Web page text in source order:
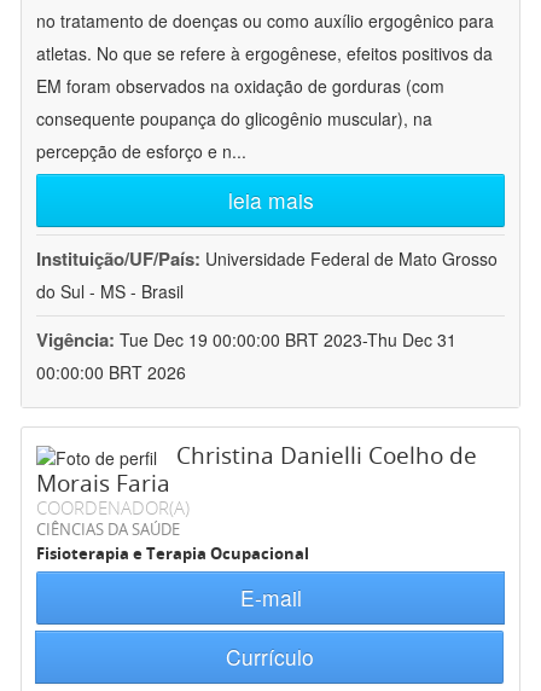
no tratamento de doenças ou como auxílio ergogênico para
atletas. No que se refere à ergogênese, efeitos positivos da
EM foram observados na oxidação de gorduras (com
consequente poupança do glicogênio muscular), na
percepção de esforço e n...
leia mais
Instituição/UF/País: Universidade Federal de Mato Grosso
do Sul - MS - Brasil
Vigência: Tue Dec 19 00:00:00 BRT 2023-Thu Dec 31
00:00:00 BRT 2026
Christina Danielli Coelho de
Morais Faria
COORDENADOR(A)
CIÊNCIAS DA SAÚDE
Fisioterapia e Terapia Ocupacional
E-mail
Currículo